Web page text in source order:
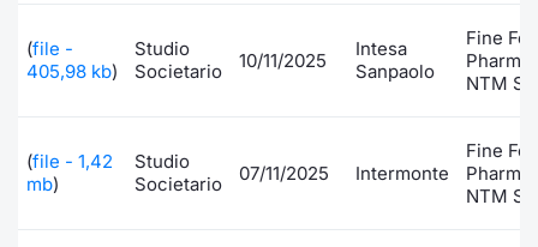
(file -
405,98 kb)
Studio
Societario
10/11/2025
Intesa
Sanpaolo
Fine
NTM
(file - 1,42
mb)
Studio
Societario
07/11/2025 Intermonte
Fine
NTM